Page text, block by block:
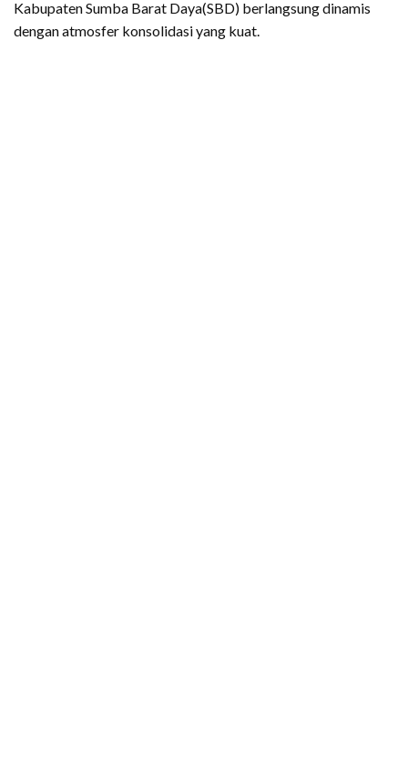
Kabupaten Sumba Barat Daya(SBD) berlangsung dinamis
dengan atmosfer konsolidasi yang kuat.